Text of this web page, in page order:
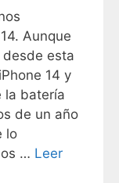
Aunque
esta
14 y
la batería
de un año
lo
… Leer